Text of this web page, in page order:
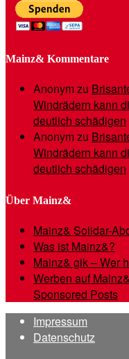
Mainz& Kommentare
Anonymzu
Windrädern kann
deutlich schädigen
Anonymzu
Windrädern kann
deutlich schädigen
Über Mainz&
Mainz& Solidar-
Was ist Mainz&?
Mainz& gik – Wer
Werben auf
Sponsored Posts
Impressum
Datenschutz